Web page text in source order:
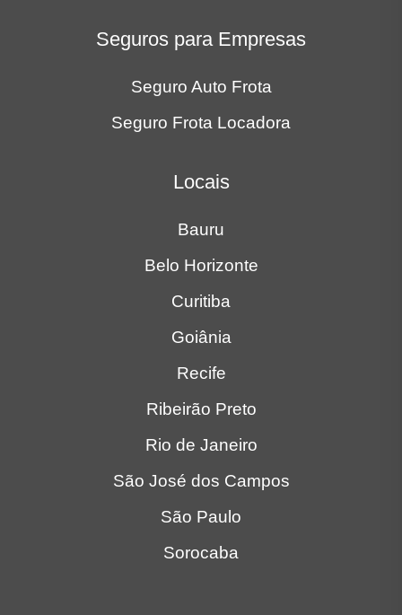
Seguros para Empresas
Seguro Auto Frota
Seguro Frota Locadora
Locais
Bauru
Belo Horizonte
Curitiba
Goiânia
Recife
Ribeirão Preto
Rio de Janeiro
São José dos Campos
São Paulo
Sorocaba